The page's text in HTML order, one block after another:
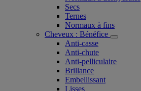
Secs
Ternes
Normaux à fins
Cheveux : Bénéfice
Anti-casse
Anti-chute
Anti-pelliculaire​
Brillance
Embellissant
Lisses